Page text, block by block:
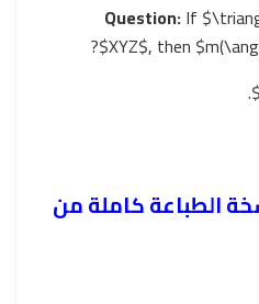
Question:If
XYZ$, then
?
.
الطباعة كاملة من